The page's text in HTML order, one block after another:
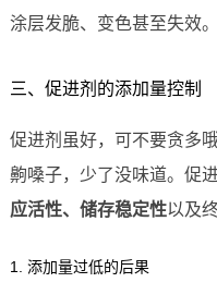
涂层发脆、变色甚至失效。
三、促进剂的添加量控制
促进剂虽好，可不要贪多
齁嗓子，少了没味道。促
应活性、储存稳定性以及
1. 添加量过低的后果